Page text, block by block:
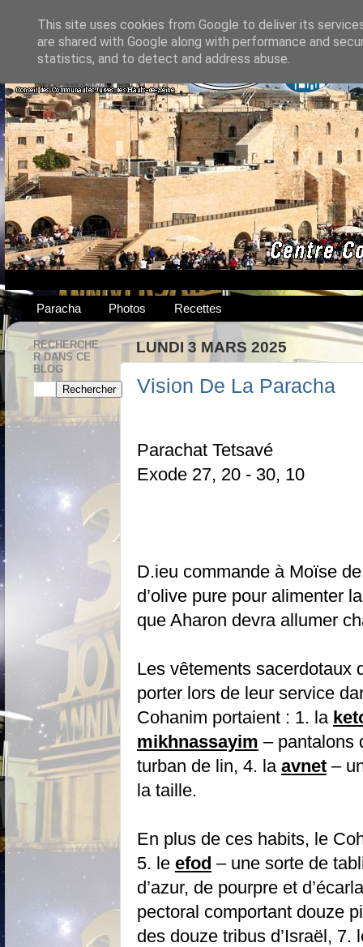
Paracha Photos Recettes
LUNDI 3 MARS 2025
Vision De La Paracha
Parachat Tetsavé
Exode 27, 20 - 30, 10
D.ieu commande à Moïse
d’olive pure pour alimenter
que Aharon devra allumer
Les vêtements sacerdotaux
porter lors de leur service
Cohanim portaient : 1. la
mikhnassayim –
turban de lin, 4. la avnet –
la taille.
En plus de ces habits, le
5. le efod – une sorte de
d’azur, de pourpre et
pectoral comportant douze
des douze tribus d’Israël, 7.
RECHERCHE
R DANS CE
BLOG
This site uses cookies from Google to deliver its
are shared with Google along with performance and
statistics, and to detect and address abuse.